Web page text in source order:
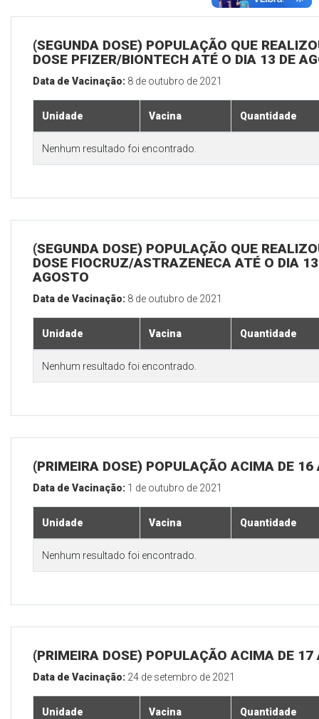
(SEGUNDA DOSE) POPULAÇÃO QUE
DOSE PFIZER/BIONTECH ATÉ O DIA 13 DE
Data de Vacinação: 8 de outubro de 2021
Unidade Vacina Quantidade
Nenhum resultado foi encontrado.
(SEGUNDA DOSE) POPULAÇÃO QUE
DOSE FIOCRUZ/ASTRAZENECA ATÉ O DIA
AGOSTO
Data de Vacinação: 8 de outubro de 2021
Unidade Vacina Quantidade
Nenhum resultado foi encontrado.
(PRIMEIRA DOSE) POPULAÇÃO ACIMA DE 16
Data de Vacinação: 1 de outubro de 2021
Unidade Vacina Quantidade
Nenhum resultado foi encontrado.
(PRIMEIRA DOSE) POPULAÇÃO ACIMA DE 17
Data de Vacinação: 24 de setembro de 2021
Unidade Vacina Quantidade